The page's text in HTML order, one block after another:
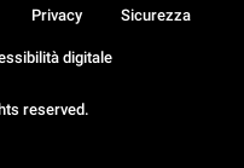
reserved.
Privacy Sicurezza
digitale